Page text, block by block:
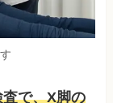
で、X脚の